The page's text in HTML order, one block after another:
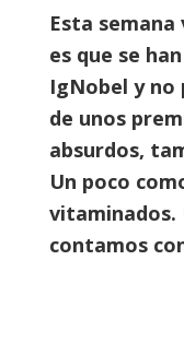
Esta
es que se
IgNobel y
de unos
absurdos,
Un poco
vitaminados.
contamos